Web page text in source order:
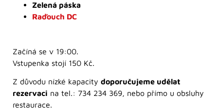
Zelená páska
Raďouch DC
Začíná se v 19:00.
Vstupenka stojí 150 Kč.
Z důvodu nízké kapacity doporučujeme udělat
rezervaci na tel.: 734 234 369, nebo přímo u obsluhy
restaurace.